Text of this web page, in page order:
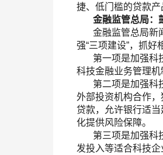
捷、低门槛的贷款
金融监管总局：
金融监管总局新闻
强“三项建设”，抓
第一项是加强科技
科技金融业务管理
第二项是加强科技
外部投资机构合作
贷款，允许银行适
化提供风险保障。
第三项是加强科技
发投入等适合科技